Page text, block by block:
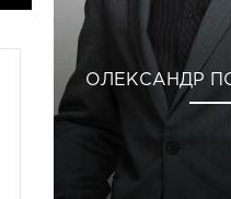
ОЛЕКСАНДР